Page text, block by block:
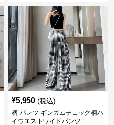
¥5,950 (税込)
柄 パンツ ギンガムチェック柄ハ
イウエストワイドパンツ